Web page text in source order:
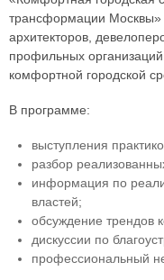
трансформации Москвы»
архитекторов,
профильных
комфортной городской
В программе:
выступления
разбор
информация по
властей;
обсуждение трендов
дискуссии по
профессиональный